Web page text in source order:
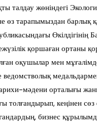
талдау жөніндегі
өз тарапымыздан барлық
Өкілдігінің
қоршаған ортаны
оқушылар мен
ведомстволық
мәдени орталығы
толғандырып, кеңінен
бизнес